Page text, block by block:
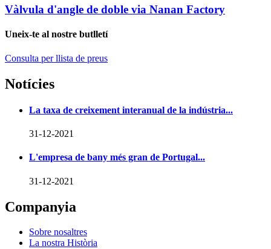
Vàlvula d'angle de doble via Nanan Factory
Uneix-te al nostre butlletí
Consulta per llista de preus
Notícies
La taxa de creixement interanual de la indústria...
31-12-2021
L'empresa de bany més gran de Portugal...
31-12-2021
Companyia
Sobre nosaltres
La nostra Història